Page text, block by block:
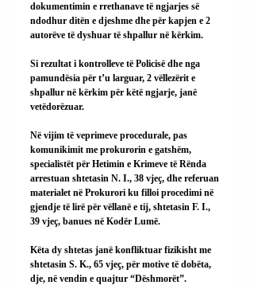
dokumentimin e rrethanave të ngjarjes së
ndodhur ditën e djeshme dhe për kapjen e 2
autorëve të dyshuar të shpallur në kërkim.
Si rezultat i kontrolleve të Policisë dhe nga
pamundësia për t’u larguar, 2 vëllezërit e
shpallur në kërkim për këtë ngjarje, janë
vetëdorëzuar.
Në vijim të veprimeve procedurale, pas
komunikimit me prokurorin e gatshëm,
specialistët për Hetimin e Krimeve të Rënda
arrestuan shtetasin N. I., 38 vjeç, dhe referuan
materialet në Prokurori ku filloi procedimi në
gjendje të lirë për vëllanë e tij, shtetasin F. I.,
39 vjeç, banues në Kodër Lumë.
Këta dy shtetas janë konfliktuar fizikisht me
shtetasin S. K., 65 vjeç, për motive të dobëta,
dje, në vendin e quajtur “Dëshmorët”.